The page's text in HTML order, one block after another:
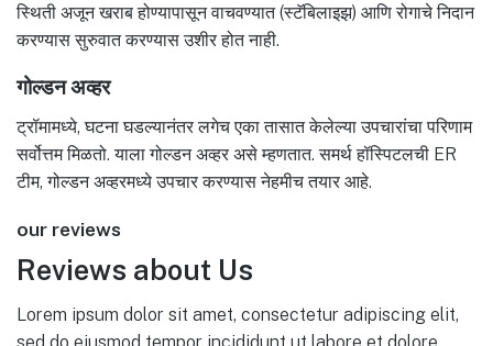
स्थिती अजून खराब होण्यापासून वाचवण्यात (स्टॅबिलाइझ) आणि रोगाचे निदान
करण्यास सुरुवात करण्यास उशीर होत नाही.
गोल्डन अव्हर
ट्रॉमामध्ये, घटना घडल्यानंतर लगेच एका तासात केलेल्या उपचारांचा परिणाम
सर्वोत्तम मिळतो. याला गोल्डन अव्हर असे म्हणतात. समर्थ हॉस्पिटलची ER
टीम, गोल्डन अव्हरमध्ये उपचार करण्यास नेहमीच तयार आहे.
our reviews
Reviews about Us
Lorem ipsum dolor sit amet, consectetur adipiscing elit,
sed do eiusmod tempor incididunt ut labore et dolore